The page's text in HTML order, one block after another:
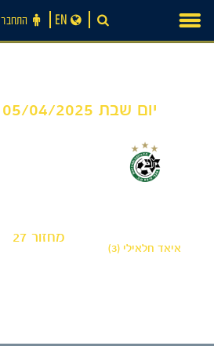
content
התחבר ‪/‬ הצטרף EN
יום שבת 05/04/2025 13:50 קצף
איאד חלאילי (3)
מחזור 27